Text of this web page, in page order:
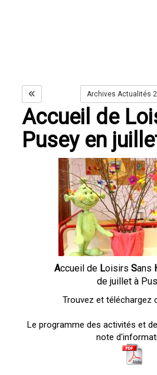
Archives Actualités
Accueil de
Pusey en
Accueil de Loisirs Sans
de juillet à
Trouvez et téléchargez
Le programme des activités et
note